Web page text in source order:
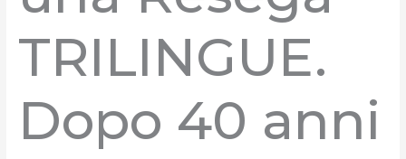
TRILINGUE.
Dopo 40 anni